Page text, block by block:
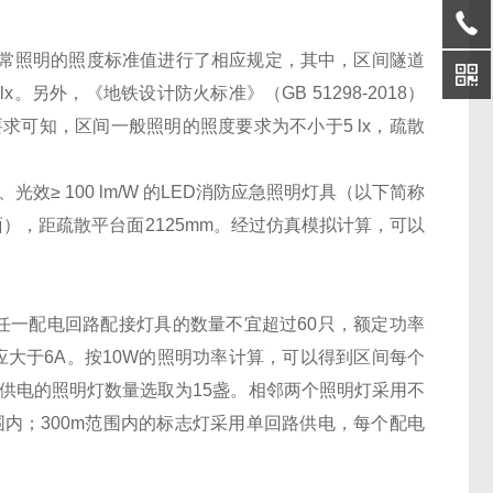
明的照度标准值进行了相应规定，其中，区间隧道
另外，《地铁设计防火标准》（GB 51298-2018）
可知，区间一般照明的照度要求为不小于5 lx，疏散
光效≥ 100 lm/W 的LED消防应急照明灯具（以下简称
，距疏散平台面2125mm。经过仿真模拟计算，可以
配电回路配接灯具的数量不宜超过60只，额定功率
于6A。按10W的照明功率计算，可以得到区间每个
电的照明灯数量选取为15盏。相邻两个照明灯采用不
；300m范围内的标志灯采用单回路供电，每个配电